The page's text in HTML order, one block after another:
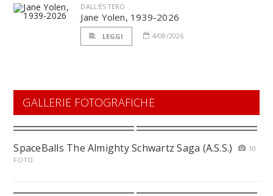
DALL'ESTERO
Jane Yolen, 1939-2026
LEGGI 4/08/2026
GALLERIE FOTOGRAFICHE
SpaceBalls The Almighty Schwartz Saga (A.S.S.)
10
FOTO